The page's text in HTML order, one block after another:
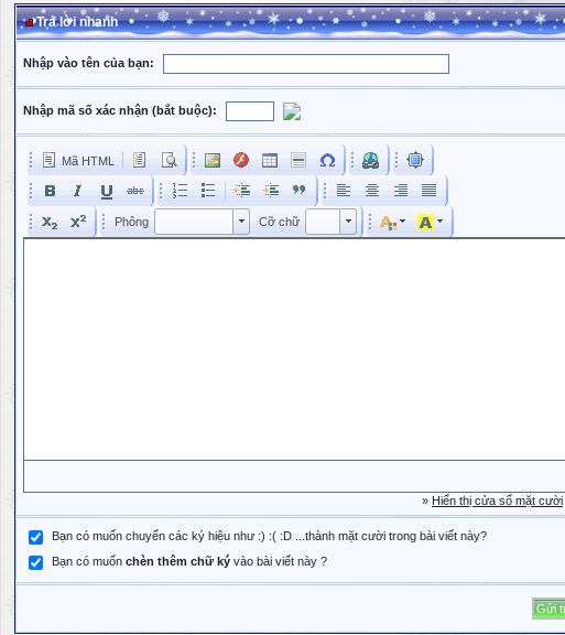
Trả lời nhanh
Nhập vào tên của bạn:
Nhập mã số xác nhận (bắt buộc):
Mã HTML
Phông Cỡ chữ Kích cỡ phông
» Hiển thị cửa sổ mặt cười
Bạn có muốn chuyển các ký hiệu như :) :( :D ...thành mặt cười trong bài viết này?
Bạn có muốn chèn thêm chữ ký vào bài viết này ?